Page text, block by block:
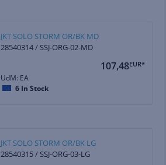
JKT SOLO STORM OR/BK MD
28540314 / SSJ-ORG-02-MD
107,48EUR*
UdM: EA
6 In Stock
JKT SOLO STORM OR/BK LG
28540315 / SSJ-ORG-03-LG